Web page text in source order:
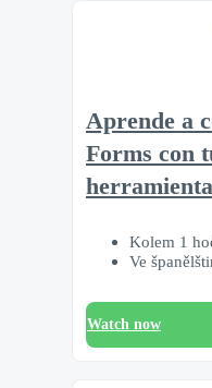
Aprende a
Forms con
Kolem 1
Ve
Watch now